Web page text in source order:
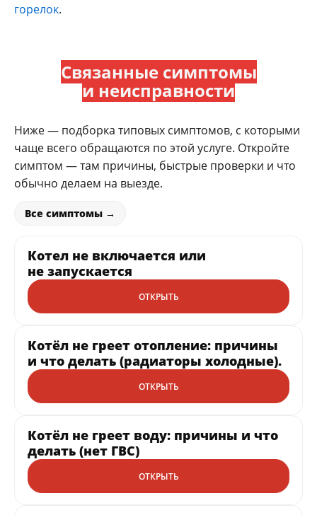
горелок.
Связанные симптомы
и неисправности
Ниже — подборка типовых симптомов, с которыми
чаще всего обращаются по этой услуге. Откройте
симптом — там причины, быстрые проверки и что
обычно делаем на выезде.
Все симптомы →
Котел не включается или
не запускается
ОТКРЫТЬ
Котёл не греет отопление: причины
и что делать (радиаторы холодные).
ОТКРЫТЬ
Котёл не греет воду: причины и что
делать (нет ГВС)
ОТКРЫТЬ